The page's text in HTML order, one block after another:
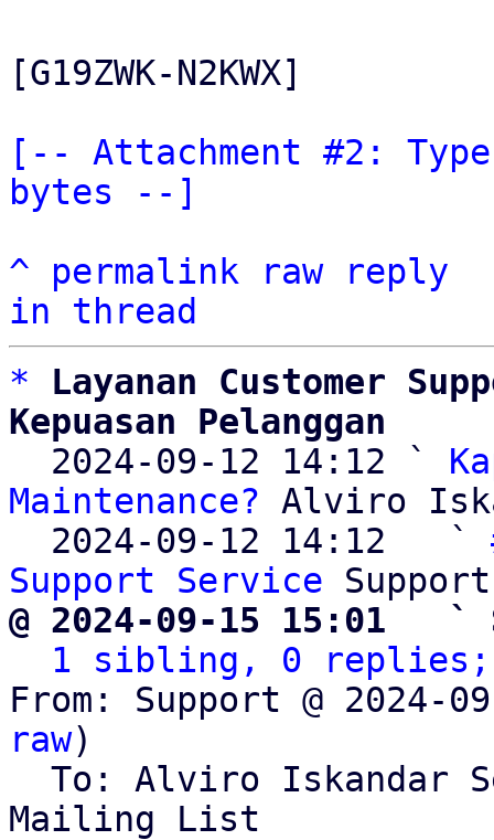
[G19ZWK-N2KWX]
[-- Attachment #2:
bytes --]
^
permalink raw
reply
in thread
*
Layanan Customer
Kepuasan Pelanggan
2024-09-12 14:12 `
Maintenance? Alviro
  2024-09-12 14:12   `
Support Service
@ 2024-09-15 15:01   `
1 sibling, 0 replies;
From: Support @ 2024-
raw)
To: Alviro Iskandar
Mailing List